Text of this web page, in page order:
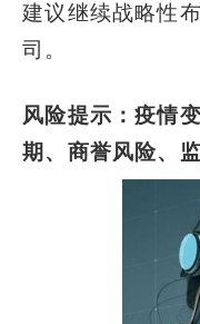
建议继续战略性
司。
风险提示：疫情
期、商誉风险、